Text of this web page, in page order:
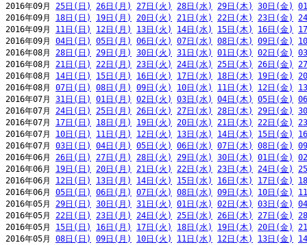
2016年09月 25日(日) 26日(月) 27日(火) 28日(水) 29日(木) 30日(金)
2016年09月 18日(日) 19日(月) 20日(火) 21日(水) 22日(木) 23日(金)
2016年09月 11日(日) 12日(月) 13日(火) 14日(水) 15日(木) 16日(金)
2016年09月 04日(日) 05日(月) 06日(火) 07日(水) 08日(木) 09日(金)
2016年08月 28日(日) 29日(月) 30日(火) 31日(水) 01日(木) 02日(金)
2016年08月 21日(日) 22日(月) 23日(火) 24日(水) 25日(木) 26日(金)
2016年08月 14日(日) 15日(月) 16日(火) 17日(水) 18日(木) 19日(金)
2016年08月 07日(日) 08日(月) 09日(火) 10日(水) 11日(木) 12日(金)
2016年07月 31日(日) 01日(月) 02日(火) 03日(水) 04日(木) 05日(金)
2016年07月 24日(日) 25日(月) 26日(火) 27日(水) 28日(木) 29日(金)
2016年07月 17日(日) 18日(月) 19日(火) 20日(水) 21日(木) 22日(金)
2016年07月 10日(日) 11日(月) 12日(火) 13日(水) 14日(木) 15日(金)
2016年07月 03日(日) 04日(月) 05日(火) 06日(水) 07日(木) 08日(金)
2016年06月 26日(日) 27日(月) 28日(火) 29日(水) 30日(木) 01日(金)
2016年06月 19日(日) 20日(月) 21日(火) 22日(水) 23日(木) 24日(金)
2016年06月 12日(日) 13日(月) 14日(火) 15日(水) 16日(木) 17日(金)
2016年06月 05日(日) 06日(月) 07日(火) 08日(水) 09日(木) 10日(金)
2016年05月 29日(日) 30日(月) 31日(火) 01日(水) 02日(木) 03日(金)
2016年05月 22日(日) 23日(月) 24日(火) 25日(水) 26日(木) 27日(金)
2016年05月 15日(日) 16日(月) 17日(火) 18日(水) 19日(木) 20日(金)
2016年05月 08日(日) 09日(月) 10日(火) 11日(水) 12日(木) 13日(金)